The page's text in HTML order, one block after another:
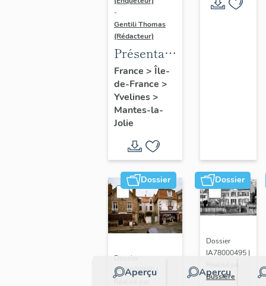
-
Gentili Thomas
(Rédacteur)
Présentation
de l'étude
France > Île-
de-France >
Yvelines>
Mantes-la-
Jolie
Dossier
Aperçu
Dossier
IA78000985 |
Dossier
Aperçu
Dossier
IA78000495 |
Bussière